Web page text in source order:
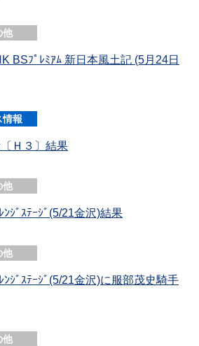
他
BSﾌﾟﾚﾐｱﾑ 新日本風土記 (5月24日
情報
Ｈ３〕結果
他
ｼﾞｽﾃｰｼﾞ(5/21金沢)結果
他
ｼﾞｽﾃｰｼﾞ(5/21金沢)に服部茂史騎手
他